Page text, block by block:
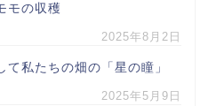
モの収穫
2025年8月2日
私たちの畑の「星の瞳」
2025年5月9日